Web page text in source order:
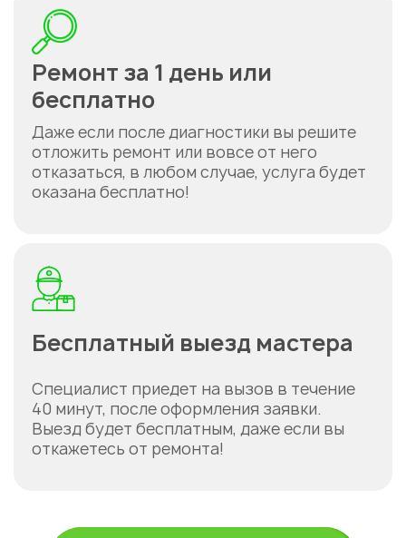
Ремонт за 1 день или
бесплатно
Даже если после диагностики вы решите
отложить ремонт или вовсе от него
отказаться, в любом случае, услуга будет
оказана бесплатно!
Бесплатный выезд мастера
Специалист приедет на вызов в течение
40 минут, после оформления заявки.
Выезд будет бесплатным, даже если вы
откажетесь от ремонта!